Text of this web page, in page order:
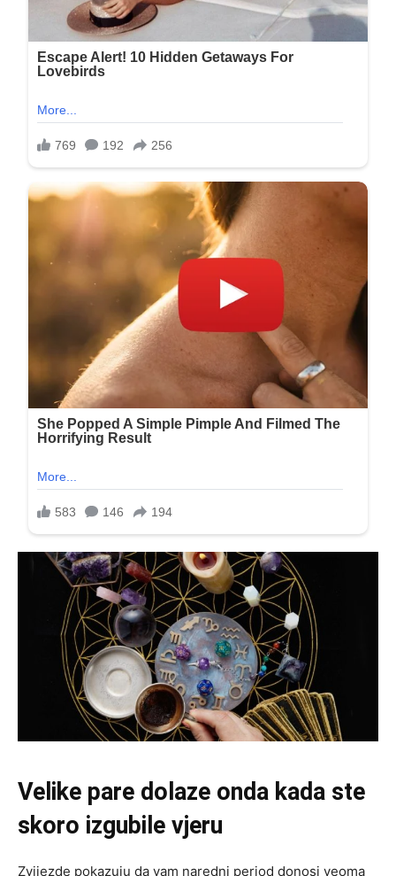
Velike pare dolaze onda kada ste
skoro izgubile vjeru
Zvijezde pokazuju da vam naredni period donosi veoma